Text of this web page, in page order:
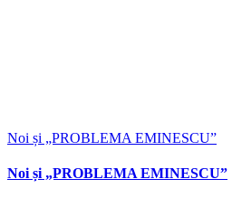
Noi și „PROBLEMA EMINESCU”
Noi și „PROBLEMA EMINESCU”